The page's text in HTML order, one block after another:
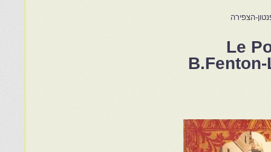
הצפירה
Le